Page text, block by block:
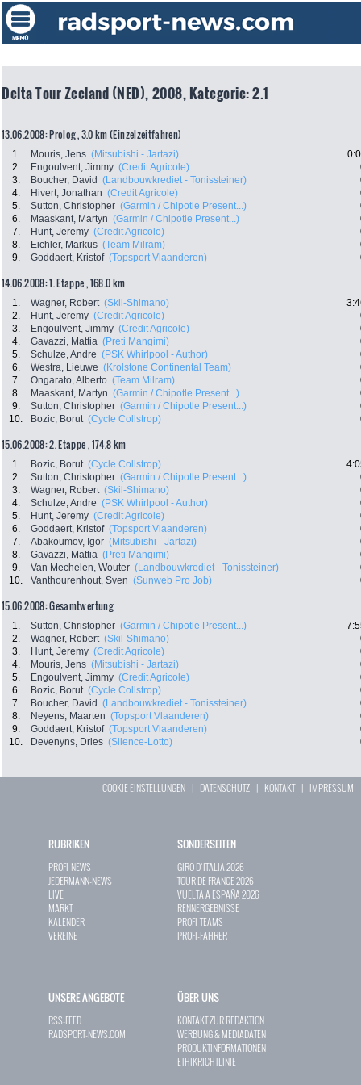
Delta Tour Zeeland (NED), 2008, Kategorie: 2.1
13.06.2008: Prolog , 3.0 km (Einzelzeitfahren)
1. Mouris, Jens (Mitsubishi - Jartazi)
2.
Engoulvent, Jimmy (Credit Agricole)
3.
Boucher, David (Landbouwkrediet - Tonissteiner)
4.
Hivert, Jonathan (Credit Agricole)
5.
Sutton, Christopher (Garmin / Chipotle Present...)
6.
Maaskant, Martyn (Garmin / Chipotle Present...)
7.
Hunt, Jeremy (Credit Agricole)
8.
Eichler, Markus (Team Milram)
9.
Goddaert, Kristof (Topsport Vlaanderen)
14.06.2008: 1. Etappe , 168.0 km
1. Wagner, Robert (Skil-Shimano)
2.
Hunt, Jeremy (Credit Agricole)
3.
Engoulvent, Jimmy (Credit Agricole)
4.
Gavazzi, Mattia (Preti Mangimi)
5.
Schulze, Andre (PSK Whirlpool - Author)
6.
Westra, Lieuwe (Krolstone Continental Team)
7.
Ongarato, Alberto (Team Milram)
8.
Maaskant, Martyn (Garmin / Chipotle Present...)
9.
Sutton, Christopher (Garmin / Chipotle Present...)
10.
Bozic, Borut (Cycle Collstrop)
15.06.2008: 2. Etappe , 174.8 km
1. Bozic, Borut (Cycle Collstrop)
2.
Sutton, Christopher (Garmin / Chipotle Present...)
3.
Wagner, Robert (Skil-Shimano)
4.
Schulze, Andre (PSK Whirlpool - Author)
5.
Hunt, Jeremy (Credit Agricole)
6.
Goddaert, Kristof (Topsport Vlaanderen)
7.
Abakoumov, Igor (Mitsubishi - Jartazi)
8.
Gavazzi, Mattia (Preti Mangimi)
9.
Van Mechelen, Wouter (Landbouwkrediet - Tonissteiner)
10.
Vanthourenhout, Sven (Sunweb Pro Job)
15.06.2008: Gesamtwertung
1. Sutton, Christopher (Garmin / Chipotle Present...)
2.
Wagner, Robert (Skil-Shimano)
3.
Hunt, Jeremy (Credit Agricole)
4.
Mouris, Jens (Mitsubishi - Jartazi)
5.
Engoulvent, Jimmy (Credit Agricole)
6.
Bozic, Borut (Cycle Collstrop)
7.
Boucher, David (Landbouwkrediet - Tonissteiner)
8.
Neyens, Maarten (Topsport Vlaanderen)
9.
Goddaert, Kristof (Topsport Vlaanderen)
10.
Devenyns, Dries (Silence-Lotto)
COOKIE EINSTELLUNGEN | DATENSCHUTZ | KONTAKT| IMPRESSUM
RUBRIKEN
PROFI-NEWS
JEDERMANN-NEWS
LIVE
MARKT
KALENDER
VEREINE
SONDERSEITEN
GIRO D`ITALIA 2026
TOUR DE FRANCE 2026
VUELTA A ESPAÑA 2026
RENNERGEBNISSE
PROFI-TEAMS
PROFI-FAHRER
UNSERE ANGEBOTE
RSS-FEED
RADSPORT-NEWS.COM
ÜBER UNS
KONTAKT ZUR REDAKTION
WERBUNG & MEDIADATEN
PRODUKTINFORMATIONEN
ETHIKRICHTLINIE